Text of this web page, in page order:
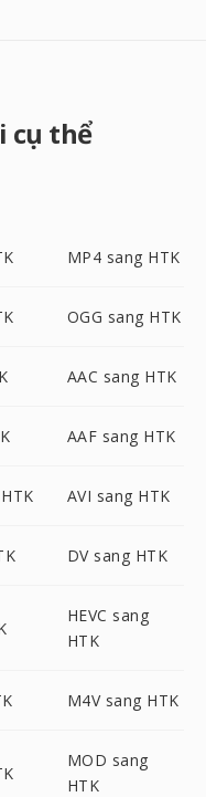
cụ thể
MP4 sang HTK
OGG sang HTK
AAC sang HTK
AAF sang HTK
AVI sang HTK
DV sang HTK
HEVC sang
HTK
M4V sang HTK
MOD sang
HTK